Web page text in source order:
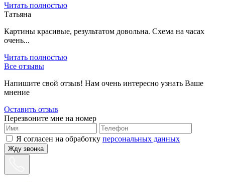
Читать полностью
Татьяна
Картины красивые, результатом довольна. Схема на часах
очень...
Читать полностью
Все отзывы
Напишите свой отзыв! Нам очень интересно узнать Ваше
мнение
Оставить отзыв
Перезвоните мне на номер
Я согласен на обработку персональных данных
Жду звонка